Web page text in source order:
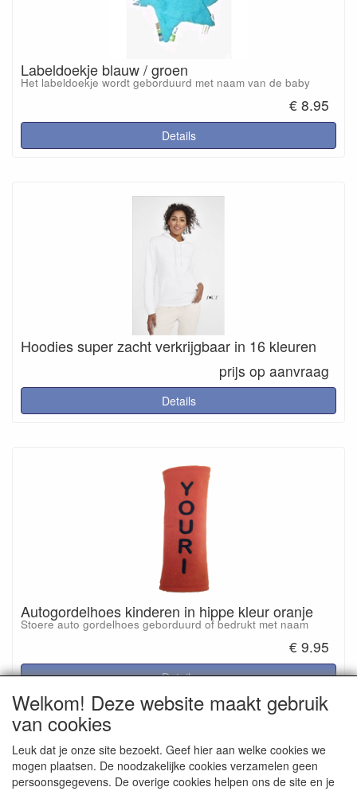
Labeldoekje blauw / groen
Het labeldoekje wordt geborduurd met naam van de baby
€ 8.95
Details
Hoodies super zacht verkrijgbaar in 16 kleuren
prijs op aanvraag
Details
Autogordelhoes kinderen in hippe kleur oranje
Stoere auto gordelhoes geborduurd of bedrukt met naam
€ 9.95
Details
Reviews
Er zijn geen reviews beschikbaar in de huidige taal
Welkom! Deze website maakt gebruik
van cookies
Leuk dat je onze site bezoekt. Geef hier aan welke cookies we
mogen plaatsen. De noodzakelijke cookies verzamelen geen
persoonsgegevens. De overige cookies helpen ons de site en je